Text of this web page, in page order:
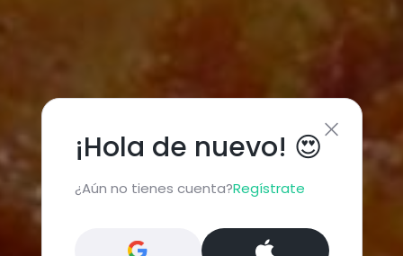
¡Hola de nuevo! 😍
¿Aún no tienes cuenta?Regístrate